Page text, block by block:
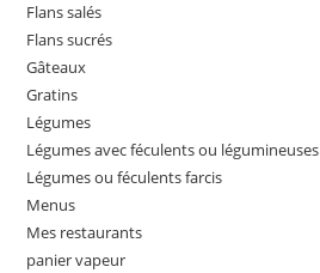
Flans salés
Flans sucrés
Gâteaux
Gratins
Légumes
Légumes avec féculents ou légumineuses
Légumes ou féculents farcis
Menus
Mes restaurants
panier vapeur